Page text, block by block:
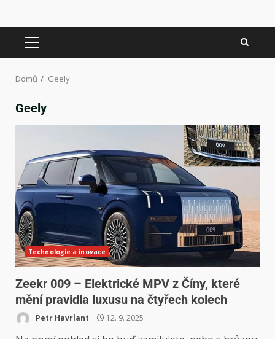
Domů Geely
Geely
Technologie a inovace
Zeekr 009 – Elektrické MPV z Číny, které
mění pravidla luxusu na čtyřech kolech
Petr Havrlant 12. 9. 2025